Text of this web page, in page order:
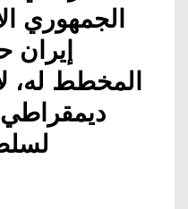
الجمهوري
إيران
المخطط له،